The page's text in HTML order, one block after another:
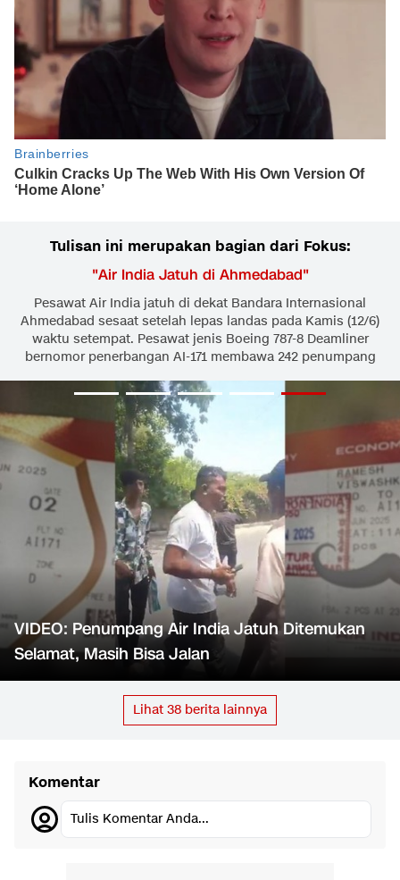
Tulisan ini merupakan bagian dari Fokus:
"Air India Jatuh di Ahmedabad"
Pesawat Air India jatuh di dekat Bandara Internasional
Ahmedabad sesaat setelah lepas landas pada Kamis (12/6)
waktu setempat. Pesawat jenis Boeing 787-8 Deamliner
bernomor penerbangan AI-171 membawa 242 penumpang
VIDEO: Penumpang Air India Jatuh Ditemukan
Selamat, Masih Bisa Jalan
Lihat 38 berita lainnya
Komentar
Tulis Komentar Anda...